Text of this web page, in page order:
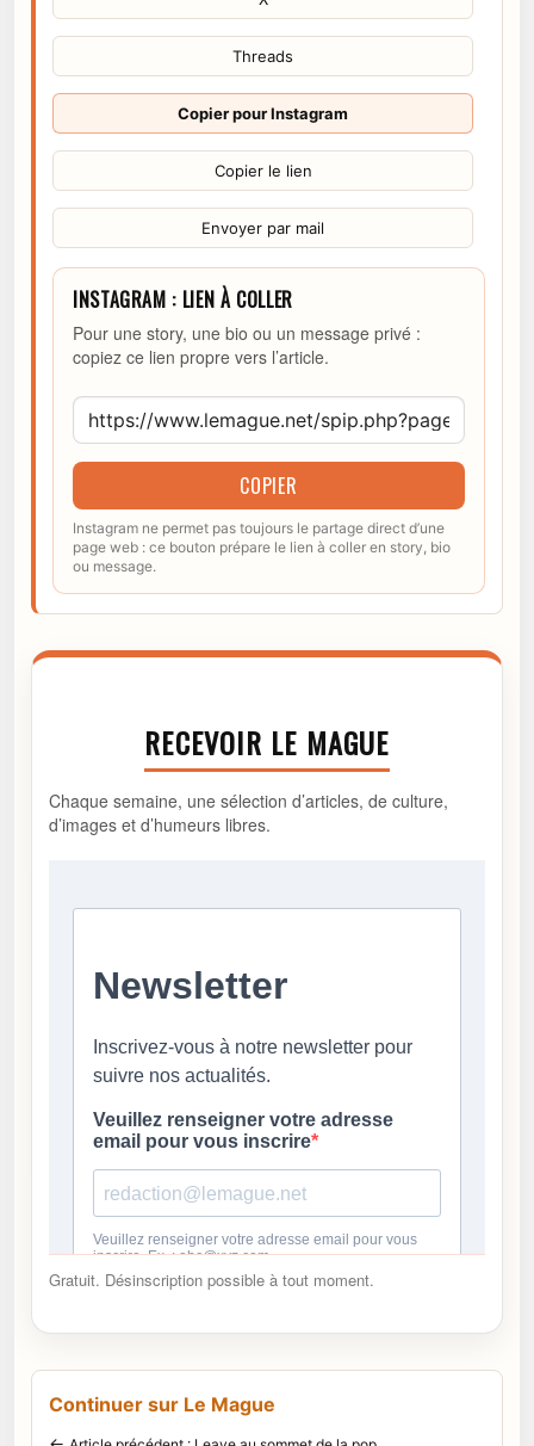
Threads
Copier pour Instagram
Copier le lien
Envoyer par mail
INSTAGRAM : LIEN À COLLER
Pour une story, une bio ou un message privé :
copiez ce lien propre vers l’article.
COPIER
Instagram ne permet pas toujours le partage direct d’une
page web : ce bouton prépare le lien à coller en story, bio
ou message.
RECEVOIR LE MAGUE
Chaque semaine, une sélection d’articles, de culture,
d’images et d’humeurs libres.
Gratuit. Désinscription possible à tout moment.
Continuer sur Le Mague